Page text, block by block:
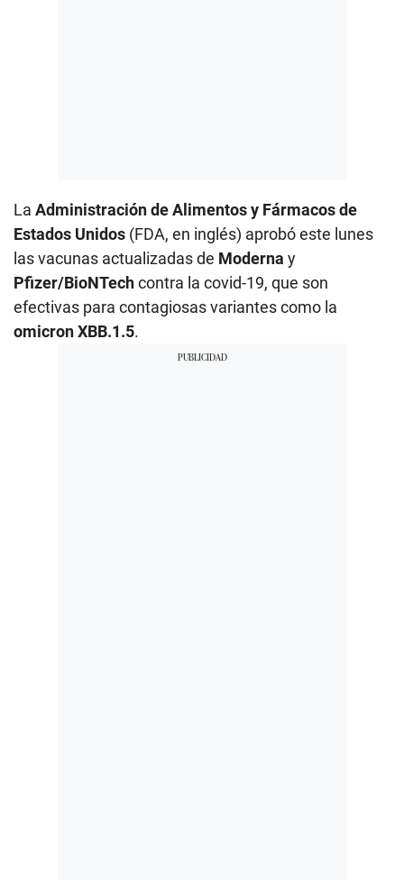
La Administración de Alimentos y Fármacos de
Estados Unidos (FDA, en inglés) aprobó este lunes
las vacunas actualizadas de Moderna y
Pfizer/BioNTechcontra la covid-19, que son
efectivas para contagiosas variantes como la
omicron XBB.1.5.